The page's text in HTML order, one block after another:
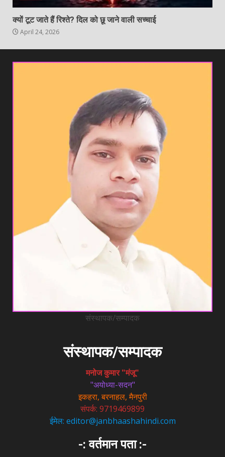
क्यों टूट जाते हैं रिश्ते? दिल को छू जाने वाली सच्चाई
April 24, 2026
संस्थापक/सम्पादक
संस्थापक/सम्पादक
मनोज कुमार "मंजू"
"अयोध्या-सदन"
इकहरा, बरनाहल, मैनपुरी
संपर्क: 9719469899
ईमेल: editor@janbhaashahindi.com
-: वर्तमान पता :-